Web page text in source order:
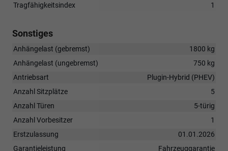
Tragfähigkeitsindex
1
Sonstiges
Anhängelast (gebremst)
1800 kg
Anhängelast (ungebremst)
750 kg
Antriebsart
Plugin-Hybrid (PHEV)
Anzahl Sitzplätze
5
Anzahl Türen
5-türig
Anzahl Vorbesitzer
1
Erstzulassung
01.01.2026
Garantieleistung
Fahrzeuggarantie